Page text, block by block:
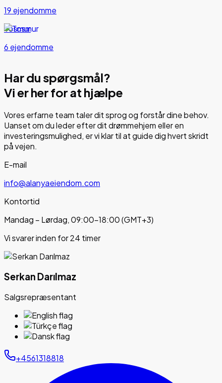
19 ejendomme
Tosmur
6 ejendomme
Har du spørgsmål?
Vi er her for at hjælpe
Vores erfarne team taler dit sprog og forstår dine behov.
Uanset om du leder efter dit drømmehjem eller en
investeringsmulighed, er vi klar til at guide dig hvert skridt
på vejen.
E-mail
info@alanyaeiendom.com
Kontortid
Mandag – Lørdag, 09:00–18:00 (GMT+3)
Vi svarer inden for 24 timer
Serkan Darılmaz
Salgsrepræsentant
+4561318818